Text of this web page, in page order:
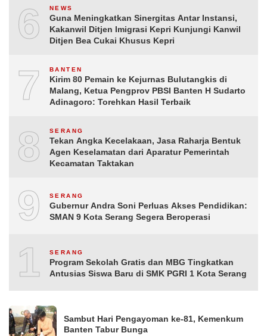
6 NEWS
Guna Meningkatkan Sinergitas Antar Instansi,
Kakanwil Ditjen Imigrasi Kepri Kunjungi Kanwil
Ditjen Bea Cukai Khusus Kepri
7 BANTEN
Kirim 80 Pemain ke Kejurnas Bulutangkis di
Malang, Ketua Pengprov PBSI Banten H Sudarto
Adinagoro: Torehkan Hasil Terbaik
8 SERANG
Tekan Angka Kecelakaan, Jasa Raharja Bentuk
Agen Keselamatan dari Aparatur Pemerintah
Kecamatan Taktakan
9 SERANG
Gubernur Andra Soni Perluas Akses Pendidikan:
SMAN 9 Kota Serang Segera Beroperasi
10SERANG
Program Sekolah Gratis dan MBG Tingkatkan
Antusias Siswa Baru di SMK PGRI 1 Kota Serang
Sambut Hari Pengayoman ke-81, Kemenkum
Banten Tabur Bunga